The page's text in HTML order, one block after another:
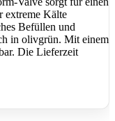
extreme Kälte
Befüllen und
in olivgrün. Mit einem
Die Lieferzeit